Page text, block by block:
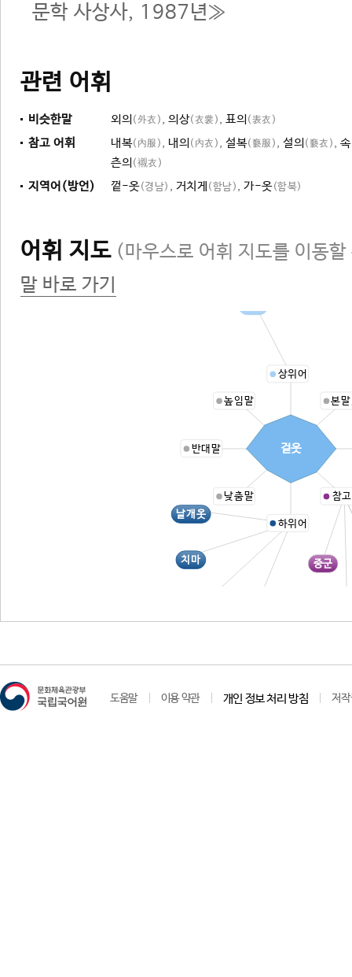
문학 사상사, 1987년≫
관련 어휘
비슷한말 외의 (外衣) , 의상(衣裳) , 표의 (表衣)
참고 어휘 내복(內服) , 내의 (內衣) , 설복(褻服) , 설의 (褻衣) ,
츤의 (襯衣)
지역어(방언) 껕-옷(경남) , 거치게 (함남) , 가-옷(함북)
어휘 지도 (마우스로 어휘 지도를 이동
말 바로 가기
상위어
본
중군
참
도포
날개옷
치마
하위어
낮춤말
반대말
높임말
겉옷
도움말 이용 약관 개인 정보 처리 방침 저